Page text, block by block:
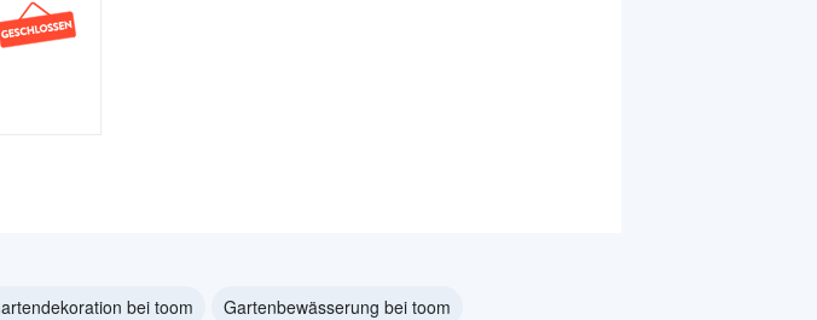
bei toom Gartenbewässerung bei toom